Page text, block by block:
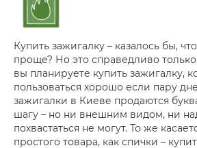
Купить зажигалку – казалось бы,
проще? Но это справедливо
вы планируете купить зажигалку,
пользоваться хорошо если пару
зажигалки в Киеве продаются
шагу – но ни внешним видом, ни
похвастаться не могут. То же
простого товара, как спички –